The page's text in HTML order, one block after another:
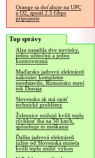
Orange sa doťahuje na UPC
a O2, spustí 2.5 Gbps
pripojenie
Top správy
Alza nasadila dve novinky,
jednu užitočnú a jednu
kontroverznú
Maďarsko jadrovú elektráreň
nakoniec kompletne
neodstavilo, Rumunsko mení
tok Dunaja
Slovensko.sk má opäť
technické problémy
Železnice znižujú kvôli teplu
rýchlosť iba na 50 km/h,
spôsobuje to meškanie
Ďalšia jadrová elektráreň
južne od Slovenska musela
kvôli teplu znížiť výkon